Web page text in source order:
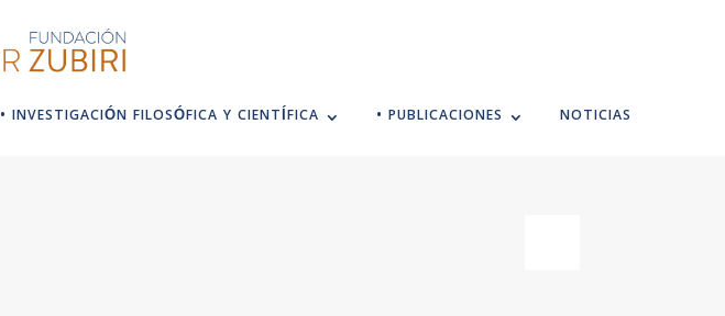
• INVESTIGACIÓN FILOSÓFICA Y CIENTÍFICA • PUBLICACIONES NOTICIAS